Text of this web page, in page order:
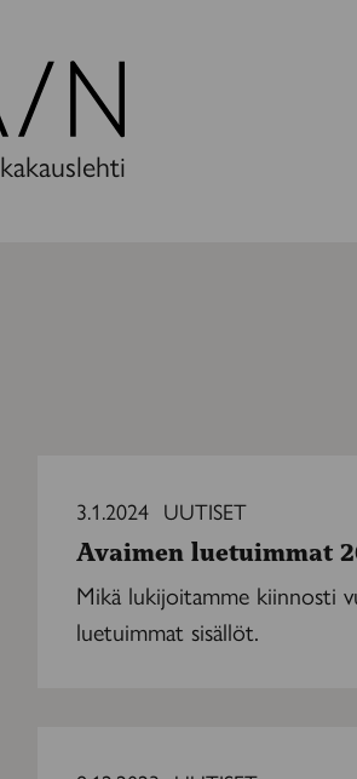
luetuimmat
2023
3.1.2024 UUTISET
Avaimen luetuimmat
Mikä lukijoitamme kiinnosti
luetuimmat sisällöt.
yläraja